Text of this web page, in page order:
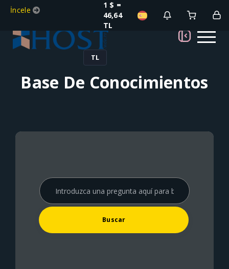
İncele
1 $ =
46,64
TL
TL
Base De Conocimientos